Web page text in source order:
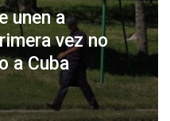
unen a
vez no
a Cuba